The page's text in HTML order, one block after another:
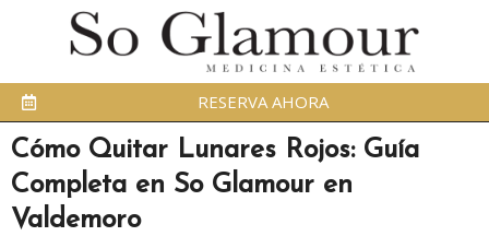
RESERVA AHORA
Cómo Quitar Lunares Rojos: Guía
Completa en So Glamour en
Valdemoro